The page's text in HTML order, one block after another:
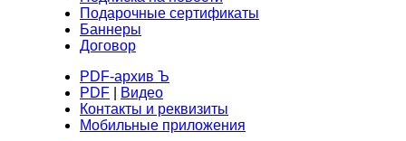
Подарочные сертификаты
Баннеры
Договор
PDF-архив Ъ
PDF
Видео
Контакты и реквизиты
Мобильные приложения